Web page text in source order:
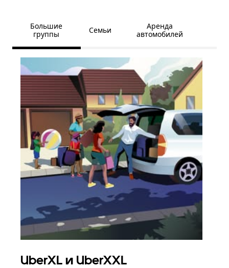
Большие
группы
Семьи
Аренда
автомобилей
UberXL и UberXXL